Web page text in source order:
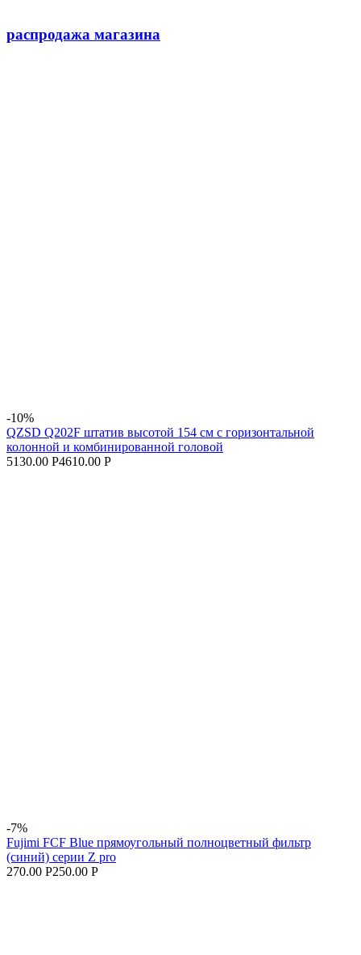
распродажа магазина
-10%
QZSD Q202F штатив высотой 154 см с горизонтальной
колонной и комбинированной головой
5130.00 Р4610.00 Р
-7%
Fujimi FCF Blue прямоугольный полноцветный фильтр
(синий) серии Z pro
270.00 Р250.00 Р